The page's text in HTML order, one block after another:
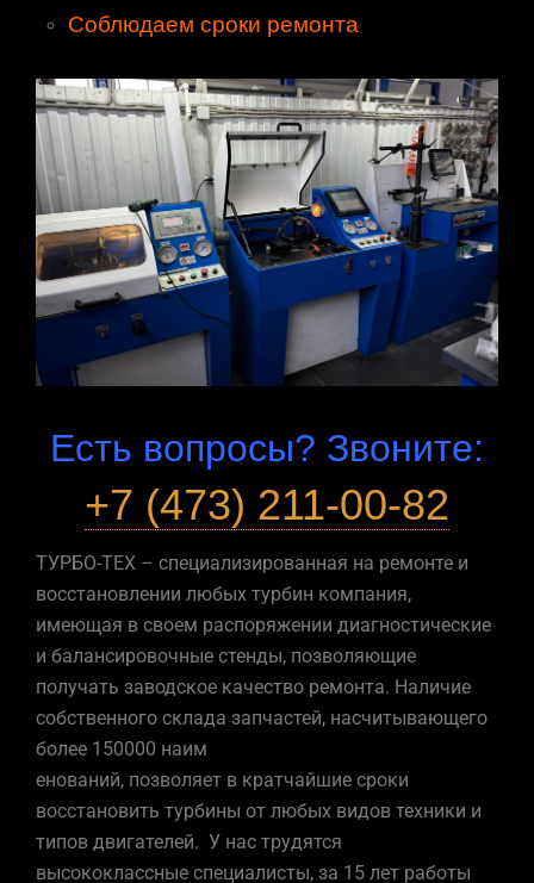
Соблюдаем сроки ремонта
Есть вопросы? Звоните:
+7 (473) 211-00-82
ТУРБО-ТЕХ – специализированная на ремонте и
восстановлении любых турбин компания,
имеющая в своем распоряжении диагностические
и балансировочные стенды, позволяющие
получать заводское качество ремонта. Наличие
собственного склада запчастей, насчитывающего
более 150000 наим
енований, позволяет в кратчайшие сроки
восстановить турбины от любых видов техники и
типов двигателей. У нас трудятся
высококлассные специалисты, за 15 лет работы